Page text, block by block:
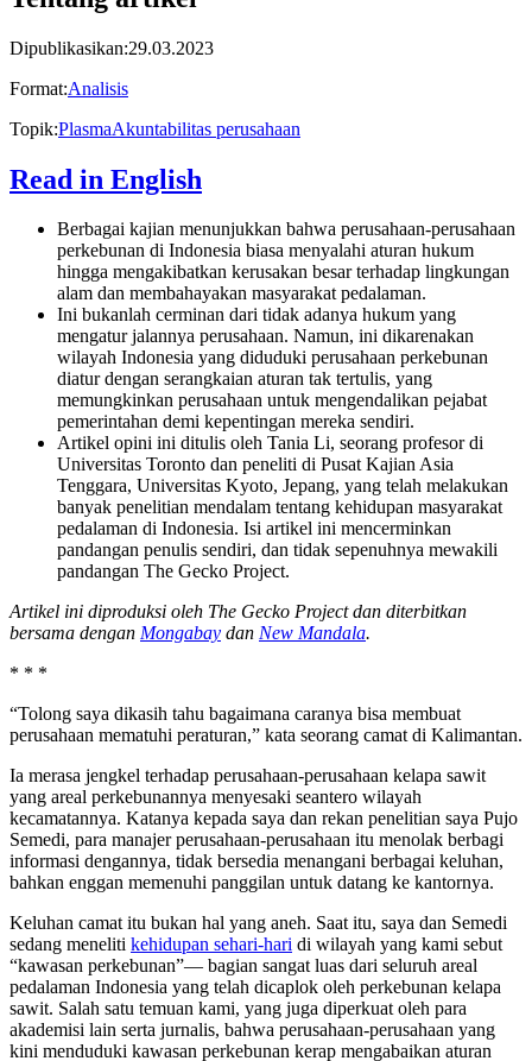
Dipublikasikan:29.03.2023
Format:Analisis
Topik:PlasmaAkuntabilitas perusahaan
Read in English
Berbagai kajian menunjukkan bahwa perusahaan-perusahaan
perkebunan di Indonesia biasa menyalahi aturan hukum
hingga mengakibatkan kerusakan besar terhadap lingkungan
alam dan membahayakan masyarakat pedalaman.
Ini bukanlah cerminan dari tidak adanya hukum yang
mengatur jalannya perusahaan. Namun, ini dikarenakan
wilayah Indonesia yang diduduki perusahaan perkebunan
diatur dengan serangkaian aturan tak tertulis, yang
memungkinkan perusahaan untuk mengendalikan pejabat
pemerintahan demi kepentingan mereka sendiri.
Artikel opini ini ditulis oleh Tania Li, seorang profesor di
Universitas Toronto dan peneliti di Pusat Kajian Asia
Tenggara, Universitas Kyoto, Jepang, yang telah melakukan
banyak penelitian mendalam tentang kehidupan masyarakat
pedalaman di Indonesia. Isi artikel ini mencerminkan
pandangan penulis sendiri, dan tidak sepenuhnya mewakili
pandangan The Gecko Project.
Artikel ini diproduksi oleh The Gecko Project dan diterbitkan
bersama dengan Mongabay dan New Mandala.
* * *
“Tolong saya dikasih tahu bagaimana caranya bisa membuat
perusahaan mematuhi peraturan,” kata seorang camat di Kalimantan.
Ia merasa jengkel terhadap perusahaan-perusahaan kelapa sawit
yang areal perkebunannya menyesaki seantero wilayah
kecamatannya. Katanya kepada saya dan rekan penelitian saya Pujo
Semedi, para manajer perusahaan-perusahaan itu menolak berbagi
informasi dengannya, tidak bersedia menangani berbagai keluhan,
bahkan enggan memenuhi panggilan untuk datang ke kantornya.
Keluhan camat itu bukan hal yang aneh. Saat itu, saya dan Semedi
sedang meneliti kehidupan sehari-hari di wilayah yang kami sebut
“kawasan perkebunan”— bagian sangat luas dari seluruh areal
pedalaman Indonesia yang telah dicaplok oleh perkebunan kelapa
sawit. Salah satu temuan kami, yang juga diperkuat oleh para
akademisi lain serta jurnalis, bahwa perusahaan-perusahaan yang
kini menduduki kawasan perkebunan kerap mengabaikan aturan